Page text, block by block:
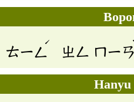
ㄊㄧㄥ
ˊ
ㄓㄥ ㄇㄧㄢ